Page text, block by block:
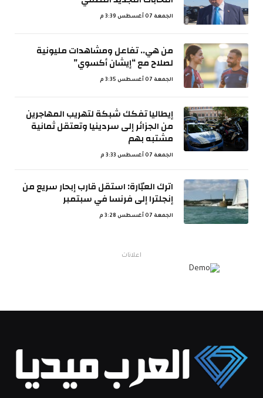
الجمعة 07 أغسطس 3:39 م
من هي.. تفاعل ومشاهدات مليونية
لصلاح مع “إيشان أكسوي”
الجمعة 07 أغسطس 3:35 م
إيطاليا تفكك شبكة لتهريب المهاجرين
من الجزائر إلى سردينيا وتعتقل ثمانية
مشتبه بهم
الجمعة 07 أغسطس 3:33 م
اترك العبّارة: استقل قارب إبحار سريع من
إنجلترا إلى فرنسا في سبتمبر
الجمعة 07 أغسطس 3:28 م
اعلانات